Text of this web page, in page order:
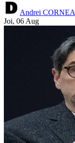
Andrei CORNEA
Joi, 06 Aug